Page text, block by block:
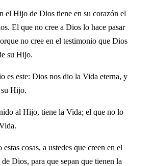
el Hijo de Dios tiene en su corazón el
El que no cree a Dios lo hace pasar
no cree en el testimonio que Dios
su Hijo.
es este: Dios nos dio la Vida eterna, y
su Hijo.
al Hijo, tiene la Vida; el que no lo
cosas, a ustedes que creen en el
Dios, para que sepan que tienen la